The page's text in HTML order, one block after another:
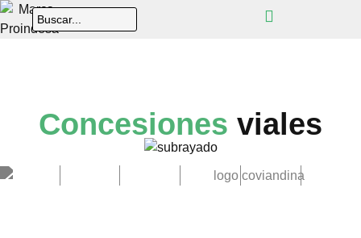
Concesiones viales